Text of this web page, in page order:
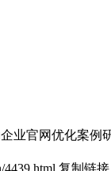
业官网优化案例